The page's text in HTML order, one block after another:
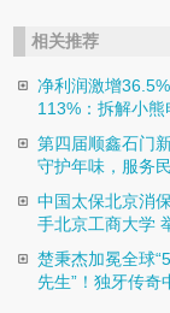
相关推荐
净利润激增
113%：拆解小熊
第四届顺鑫石门
守护年味，服务
中国太保北京消
手北京工商大学
楚秉杰加冕全球
先生”！独牙传奇